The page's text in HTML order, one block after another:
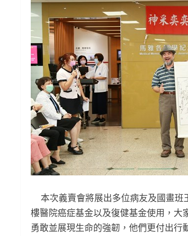
本次義賣會將展出多位病友及國畫班
樓醫院癌症基金以及復健基金使用，
勇敢並展現生命的強韌，他們更付出